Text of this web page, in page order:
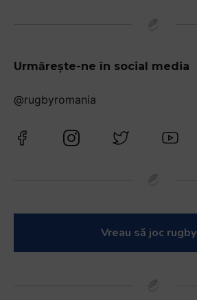
Urmărește-ne în social media
@rugbyromania
Vreau să joc rugby